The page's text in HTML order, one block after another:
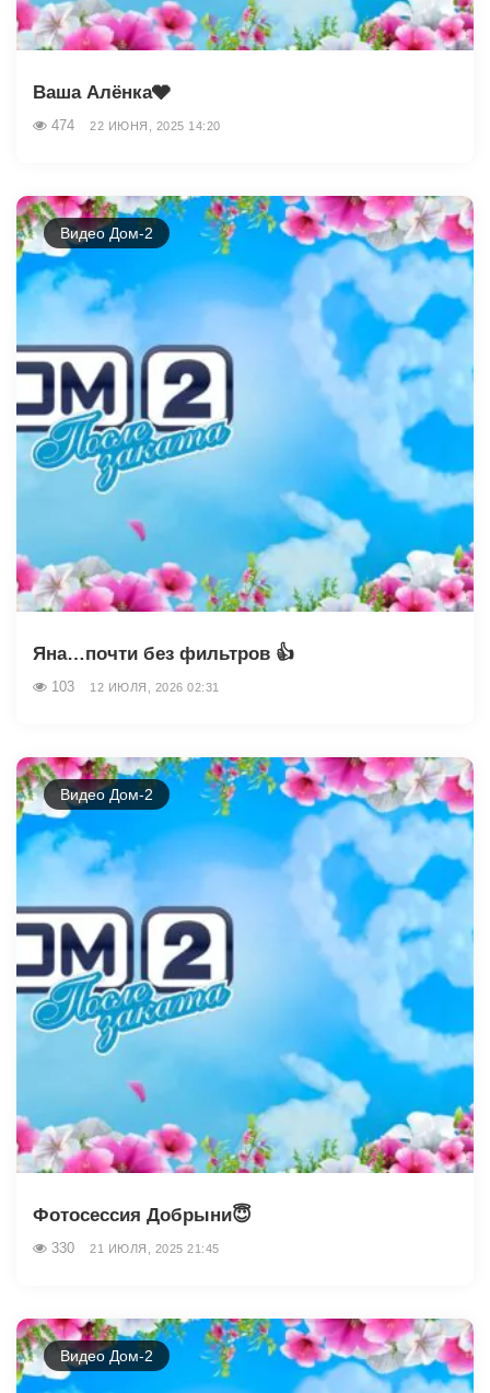
Ваша Алёнка🩶
474 22 ИЮНЯ, 2025 14:20
Видео Дом-2
Яна…почти без фильтров 👍
103 12 ИЮЛЯ, 2026 02:31
Видео Дом-2
Фотосессия Добрыни😇
330 21 ИЮЛЯ, 2025 21:45
Видео Дом-2